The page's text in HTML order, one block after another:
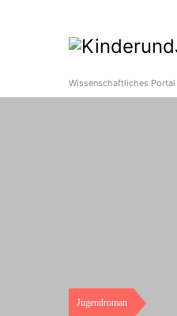
Wissenschaftliches
Jugendroman